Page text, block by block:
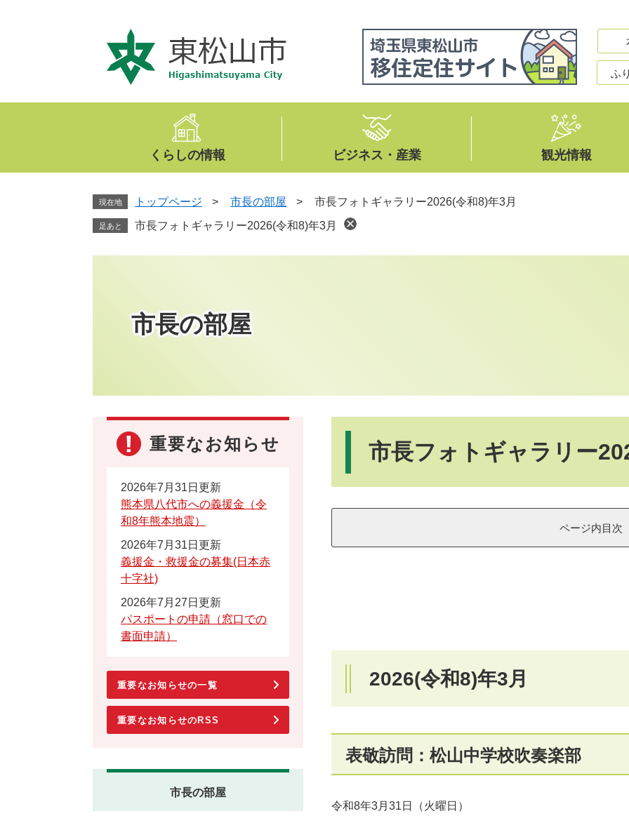
文
ふ
くらしの情報 ビジネス・産業 観光情報
現在地 トップページ > 市長の部屋 > 市長フォトギャラリー2026(令和8)年3月
足あと 市長フォトギャラリー2026(令和8)年3月
市長の部屋
市長フォトギャラリー
ページ内目次
2026(令和8)年3月
表敬訪問：松山中学校吹奏楽部
令和8年3月31日（火曜日）
重要なお知らせ
2026年7月31日更新
熊本県八代市への義援金（令
和8年熊本地震）
2026年7月31日更新
義援金・救援金の募集(日本赤
十字社)
2026年7月27日更新
パスポートの申請（窓口での
書面申請）
重要なお知らせの一覧
重要なお知らせのRSS
市長の部屋